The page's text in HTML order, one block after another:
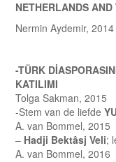
NETHERLANDS
Nermin Aydemir, 2014
-TÜRK
KATILIMI
Tolga Sakman, 2015
-Stem van de liefde
A. van Bommel, 2015
– Hadji Bektâsj Veli;
A. van Bommel, 2016